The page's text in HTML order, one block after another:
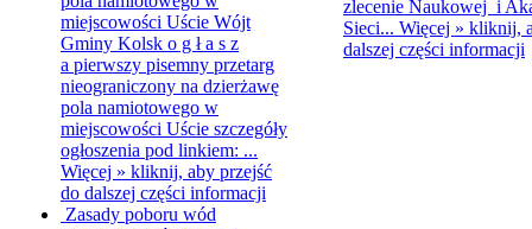
miejscowości Uście Wójt
Gminy Kolsk o g ł a s z
a pierwszy pisemny przetarg
nieograniczony na dzierżawę
pola namiotowego w
miejscowości Uście szczegóły
ogłoszenia pod linkiem: ...
Więcej » kliknij, aby przejść
do dalszej części informacji
Zasady poboru wód
zlecenie Naukowej i
Sieci... Więcej » kliknij,
dalszej części informacji